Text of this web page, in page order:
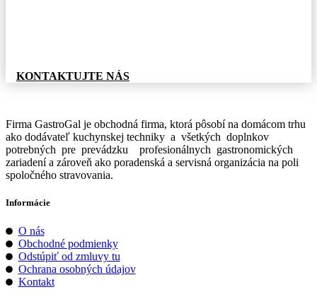
KONTAKTUJTE NÁS
Firma GastroGal je obchodná firma, ktorá pôsobí na domácom trhu
ako dodávateľ kuchynskej techniky a všetkých doplnkov
potrebných pre prevádzku profesionálnych gastronomických
zariadení a zároveň ako poradenská a servisná organizácia na poli
spoločného stravovania.
Informácie
O nás
Obchodné podmienky
Odstúpiť od zmluvy tu
Ochrana osobných údajov
Kontakt